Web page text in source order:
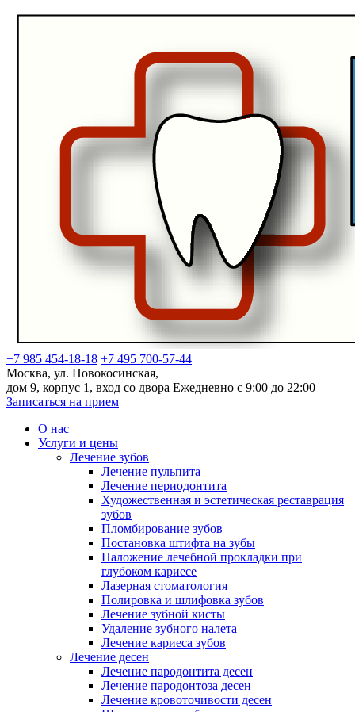
+7 985 454-18-18 +7 495 700-57-44
Москва, ул. Новокосинская,
дом 9, корпус 1, вход со двора Ежедневно с 9:00 до 22:00
Записаться на прием
О нас
Услуги и цены
Лечение зубов
Лечение пульпита
Лечение периодонтита
Художественная и эстетическая реставрация
зубов
Пломбирование зубов
Постановка штифта на зубы
Наложение лечебной прокладки при
глубоком кариесе
Лазерная стоматология
Полировка и шлифовка зубов
Лечение зубной кисты
Удаление зубного налета
Лечение кариеса зубов
Лечение десен
Лечение пародонтита десен
Лечение пародонтоза десен
Лечение кровоточивости десен